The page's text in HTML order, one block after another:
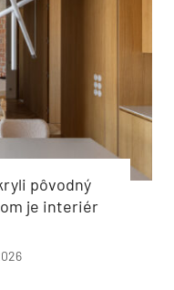
pôvodný
je interiér